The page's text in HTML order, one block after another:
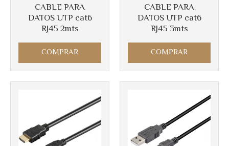
CABLE PARA
DATOS UTP cat6
RJ45 2mts
COMPRAR
CABLE PARA
DATOS UTP cat6
RJ45 3mts
COMPRAR
Más info Más info